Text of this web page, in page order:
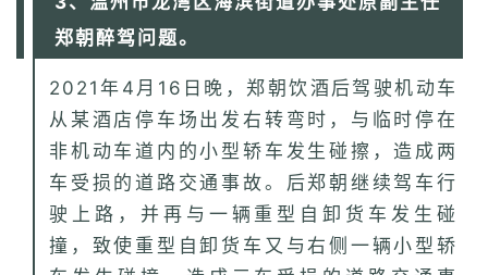
郑朝醉驾问题。
2021年4月16日晚，郑朝饮酒后驾驶机动车
从某酒店停车场出发右转弯时，与临时停在
非机动车道内的小型轿车发生碰擦，造成两
车受损的道路交通事故。后郑朝继续驾车行
驶上路，并再与一辆重型自卸货车发生碰
撞，致使重型自卸货车又与右侧一辆小型轿